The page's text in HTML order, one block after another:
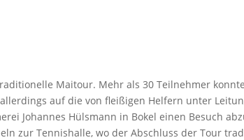
Maitour. Mehr als 30 Teilnehmer
auf die von fleißigen Helfern unter
Johannes Hülsmann in Bokel einen Besuch
zur Tennishalle, wo der Abschluss der Tour